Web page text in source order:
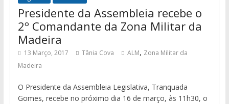
Presidente da Assembleia recebe o
2º Comandante da Zona Militar da
Madeira
13 Março, 2017 Tânia Cova ALM, Zona Militar da
Madeira
O Presidente da Assembleia Legislativa, Tranquada
Gomes, recebe no próximo dia 16 de março, às 11h30, o